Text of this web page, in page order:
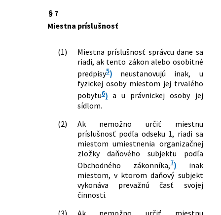
102/2024 Z. z.
č. 222/2004 Z. z. o dani z pridanej
zákony
Zákon o dani zo sladených
nealkoholických nápojov a o zmene a
doplnení niektorých zákonov
Zákon o dani z finančných transakcií a
o zmene a doplnení niektorých
zákonov
153/2025 Z. z.
Zákon, ktorým sa mení a dopĺňa zákon
č. 595/2003 Z. z. o dani z príjmov v znení
neskorších predpisov a o zmene a
doplnení niektorých zákonov
Zákon o evidencii tržieb a o zmene a
doplnení niektorých zákonov
Zákon, ktorým sa mení a dopĺňa zákon
§ 7
Miestna príslušnosť
(1)
Miestna príslušnosť správcu dane sa
riadi, ak tento zákon alebo osobitné
predpisy5)neustanovujú inak, u
fyzickej osoby miestom jej trvalého
pobytu6)a u právnickej osoby jej
sídlom.
(2)
Ak nemožno určiť miestnu
príslušnosť podľa odseku 1, riadi sa
miestom umiestnenia organizačnej
zložky daňového subjektu podľa
Obchodného zákonníka,7) inak
miestom, v ktorom daňový subjekt
vykonáva prevažnú časť svojej
činnosti.